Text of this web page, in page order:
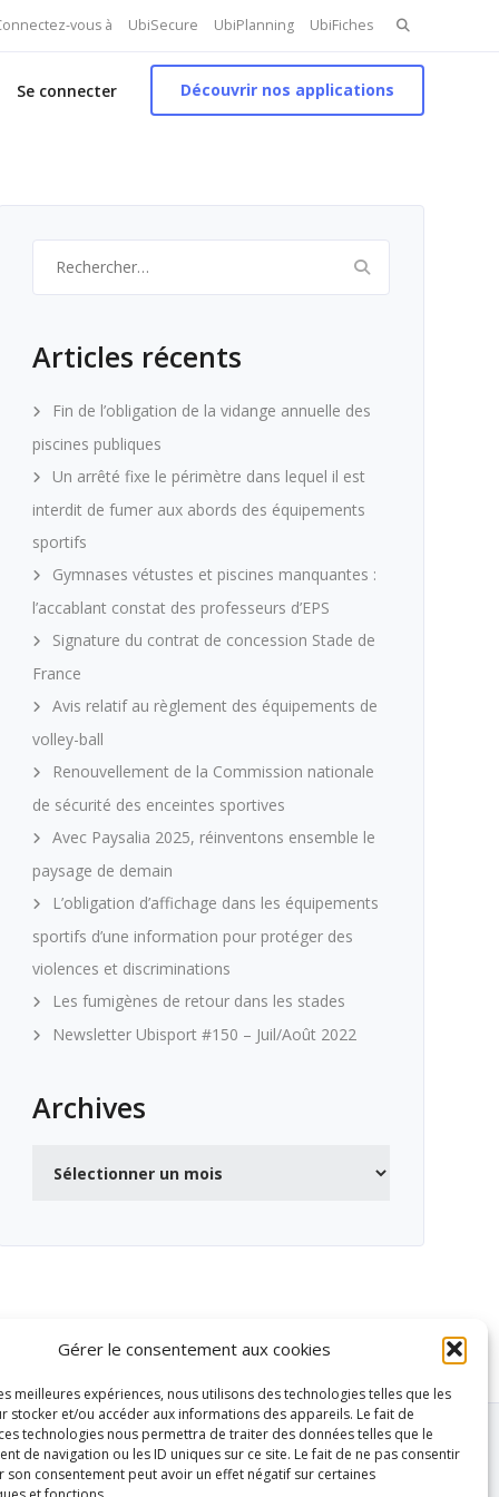
Gérer le consentement aux cookies
meilleures expériences, nous utilisons des technologies telles que les
stocker et/ou accéder aux informations des appareils. Le fait de
technologies nous permettra de traiter des données telles que le
de navigation ou les ID uniques sur ce site. Le fait de ne pas consentir
son consentement peut avoir un effet négatif sur certaines
vous à UbiSecure UbiPlanning UbiFiches Search
for:
Se connecter
Découvrir nos applications
Articles récents
Fin de l’obligation de la vidange annuelle des
piscines publiques
Un arrêté fixe le périmètre dans lequel il est
interdit de fumer aux abords des équipements
sportifs
Gymnases vétustes et piscines manquantes :
l’accablant constat des professeurs d’EPS
Signature du contrat de concession Stade de
France
Avis relatif au règlement des équipements de
volley-ball
Renouvellement de la Commission nationale
de sécurité des enceintes sportives
Avec Paysalia 2025, réinventons ensemble le
paysage de demain
L’obligation d’affichage dans les équipements
sportifs d’une information pour protéger des
violences et discriminations
Les fumigènes de retour dans les stades
Newsletter Ubisport #150 – Juil/Août 2022
Archives